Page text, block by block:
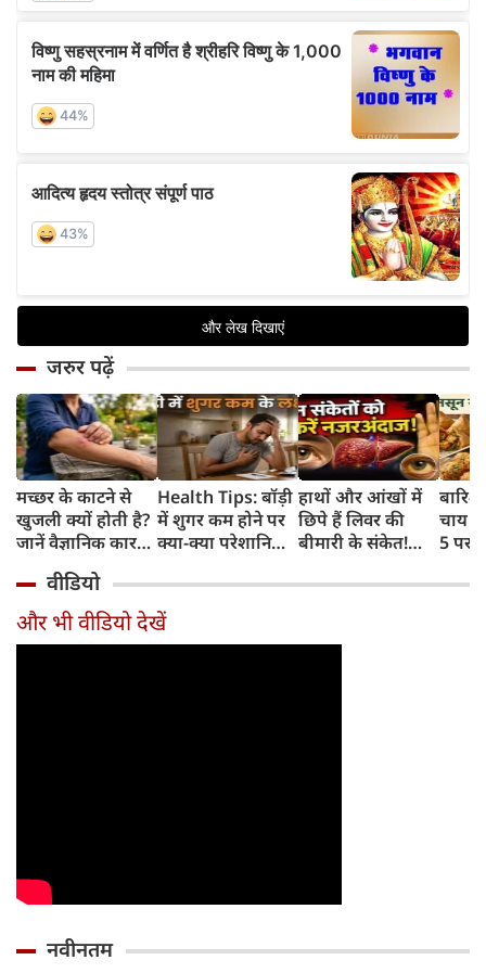
जरुर पढ़ें
मच्छर के काटने से
खुजली क्यों होती है?
जानें वैज्ञानिक कारण
Health Tips: बॉड़ी
में शुगर कम होने पर
क्या-क्या परेशानियां
बातें
हाथों और आंखों में
छिपे हैं लिवर की
बीमारी के संकेत!
नजरअंदाज
चाय
5
वीडियो
और भी वीडियो देखें
नवीनतम